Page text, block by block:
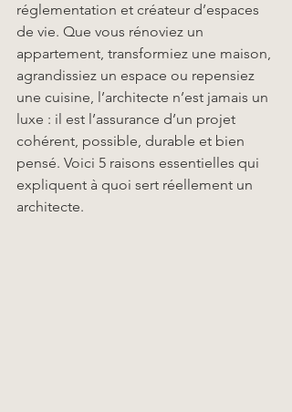
réglementation et créateur d’espaces
de vie. Que vous rénoviez un
appartement, transformiez une maison,
agrandissiez un espace ou repensiez
une cuisine, l’architecte n’est jamais un
luxe : il est l’assurance d’un projet
cohérent, possible, durable et bien
pensé. Voici 5 raisons essentielles qui
expliquent à quoi sert réellement un
architecte.